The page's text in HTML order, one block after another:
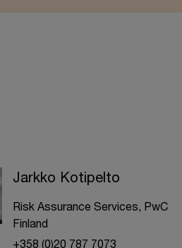
Jarkko Kotipelto
Risk Assurance Services, PwC
Finland
+358 (0)20 787 7073